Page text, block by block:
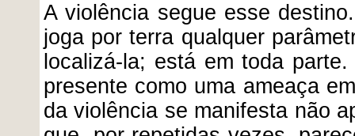
A violência segue esse
joga por terra qualquer
localizá-la; está em toda
presente como uma ameaça
da violência se manifesta não